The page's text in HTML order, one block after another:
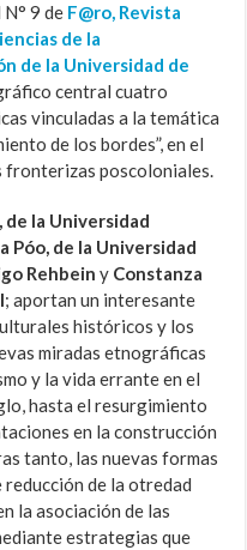
9 de F@ro, Revista
de la
de la Universidad de
central cuatro
vinculadas a la temática
de los bordes”, en el
fronterizas poscoloniales.
de la Universidad
Póo, de la Universidad
Rehbein y Constanza
; aportan un interesante
históricos y los
miradas etnográficas
y la vida errante en el
hasta el resurgimiento
en la construcción
tanto, las nuevas formas
de la otredad
la asociación de las
estrategias que